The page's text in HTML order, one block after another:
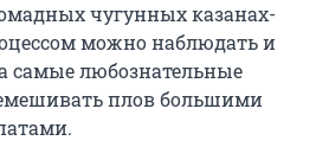
чугунных казанах-
можно наблюдать и
самые любознательные
плов большими